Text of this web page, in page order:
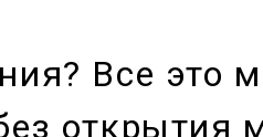
Все это
открытия